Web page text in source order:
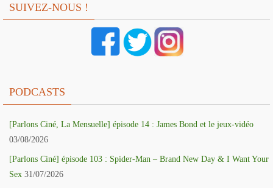
SUIVEZ-NOUS !
PODCASTS
[Parlons Ciné, La Mensuelle] épisode 14 : James Bond et le jeux-vidéo
03/08/2026
[Parlons Ciné] épisode 103 : Spider-Man – Brand New Day & I Want Your
Sex 31/07/2026